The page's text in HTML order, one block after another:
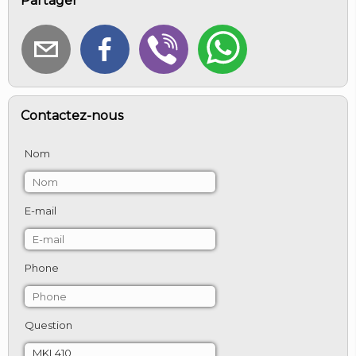
Contactez-nous
Nom
E-mail
Phone
Question